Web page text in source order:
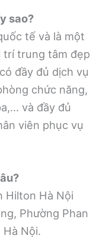
sao?
tế và là một
trí trung tâm đẹp
đầy đủ dịch vụ
chức năng,
và đầy đủ
viên phục vụ
Hilton Hà Nội
Phường Phan
Hà Nội.